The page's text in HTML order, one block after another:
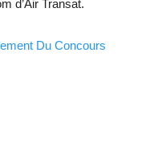
d’Air Transat.
Du Concours